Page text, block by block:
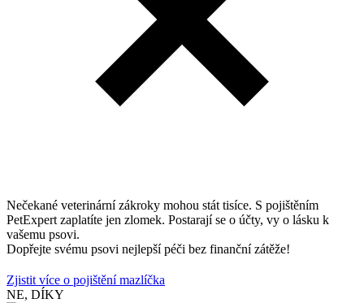
Nečekané veterinární zákroky mohou stát tisíce. S pojištěním
PetExpert zaplatíte jen zlomek. Postarají se o účty, vy o lásku k
vašemu psovi.
Dopřejte svému psovi nejlepší péči bez finanční zátěže!
Zjistit více o pojištění mazlíčka
NE, DÍKY